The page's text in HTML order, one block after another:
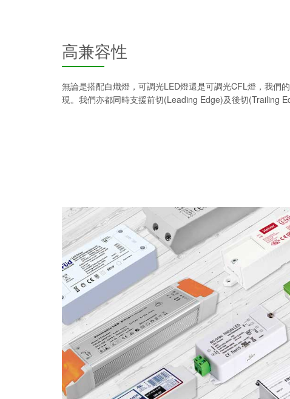
高兼容性
無論是搭配白熾燈，可調光LED燈還是可調光CFL燈，我們
現。我們亦都同時支援前切(Leading Edge)及後切(Trailing